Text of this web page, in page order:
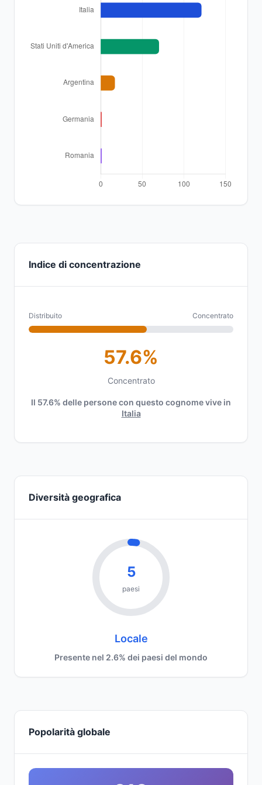
Indice di concentrazione
Distribuito Concentrato
57.6%
Concentrato
Il 57.6% delle persone con questo cognome vive in
Italia
Diversità geografica
5
paesi
Locale
Presente nel 2.6% dei paesi del mondo
Popolarità globale